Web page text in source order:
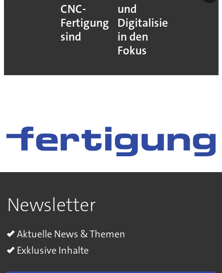
CNC-
Fertigung
sind
und
Digitalisierung
in den
Fokus
Newsletter
Aktuelle News & Themen
Exklusive Inhalte